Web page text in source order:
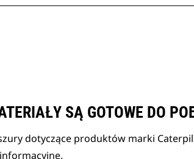
SĄ GOTOWE DO
dotyczące produktów marki